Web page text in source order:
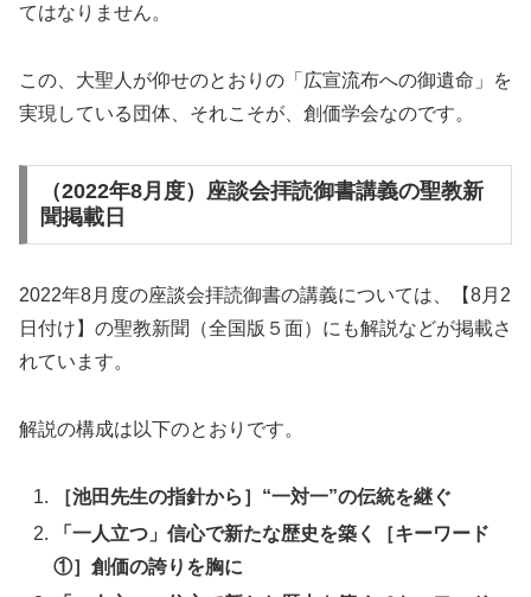
てはなりません。
この、大聖人が仰せのとおりの「広宣流布への御遺命」を
実現している団体、それこそが、創価学会なのです。
（2022年8月度）座談会拝読御書講義の聖教新
聞掲載日
2022年8月度の座談会拝読御書の講義については、【8月2
日付け】の聖教新聞（全国版５面）にも解説などが掲載さ
れています。
解説の構成は以下のとおりです。
［池田先生の指針から］“一対一”の伝統を継ぐ
「一人立つ」信心で新たな歴史を築く［キーワード
①］創価の誇りを胸に